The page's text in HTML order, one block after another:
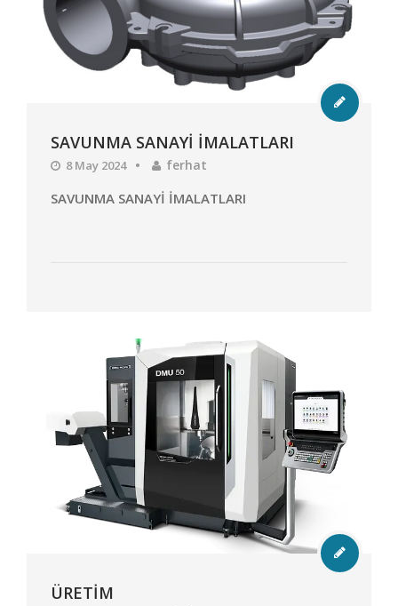
SAVUNMA SANAYİ İMALATLARI
8 May 2024 ferhat
SAVUNMA SANAYİ İMALATLARI
ÜRETİM